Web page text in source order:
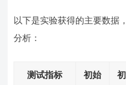
以下是实验获得的主要数据
分析：
测试指标
初始